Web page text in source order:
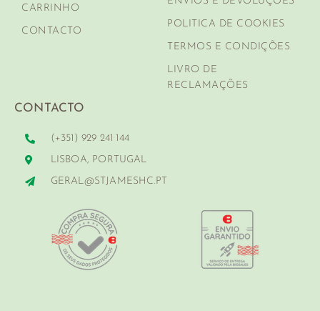
CARRINHO
CONTACTO
POLITICA DE COOKIES
TERMOS E CONDIÇÕES
LIVRO DE
RECLAMAÇÕES
CONTACTO
(+351) 929 241 144
LISBOA, PORTUGAL
GERAL@STJAMESHC.PT